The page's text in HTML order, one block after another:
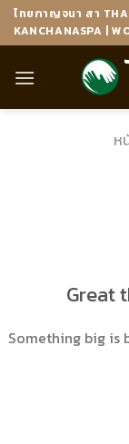
Skipไทยกาญจนา สา
KANCHANASPA |
ห
Great
Something big is